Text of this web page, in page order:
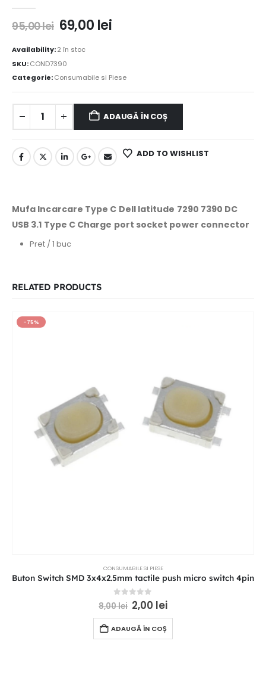
95,00lei 69,00 lei
Availability:2 în stoc
SKU:COND7390
Categorie:Consumabile si Piese
ADAUGĂ ÎN COȘ
ADD TO WISHLIST
Mufa Incarcare Type C Dell latitude 7290 7390 DC
USB 3.1 Type C Charge port socket power connector
Pret / 1 buc
RELATED PRODUCTS
-75%
CONSUMABILE SI PIESE
Buton Switch SMD 3x4x2.5mm tactile push micro switch 4pin
out of 5
8,00lei 2,00 lei
ADAUGĂ ÎN COȘ